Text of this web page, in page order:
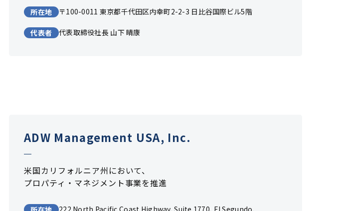
所在地 〒100-0011 東京都千代田区内幸町2-2-3 日比谷国際ビル5階
代表者 代表取締役社長 山下 晴康
ADW Management USA, Inc.
米国カリフォルニア州において、
プロパティ・マネジメント事業を推進
222 North Pacific Coast Highway,Suite 1770, El Segundo,